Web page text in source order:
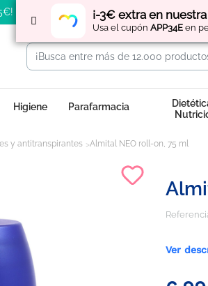
¡-3€ extra en nuestra
Usa el cupón APP34E en
Higiene Parafarmacia
y antitranspirantes Almital NEO roll-on, 75 ml
Ver